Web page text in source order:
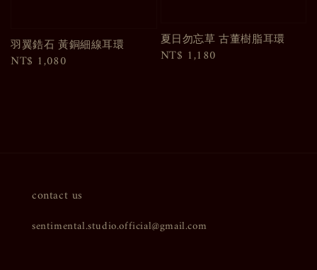
羽翼鋯石 黃銅細線耳環
Regular
NT$ 1,080
夏日勿忘草 古董樹脂耳環
Regular
NT$ 1,180
contact us
sentimental.studio.official@gmail.com